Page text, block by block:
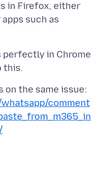
in Firefox, either
such as
perfectly in Chrome
on the same issue:
comment